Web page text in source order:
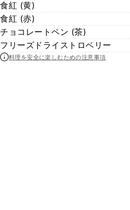
食紅 (黄)
食紅 (赤)
チョコレートペン (茶)
フリーズドライストロベリー
料理を安全に楽しむための注意事項